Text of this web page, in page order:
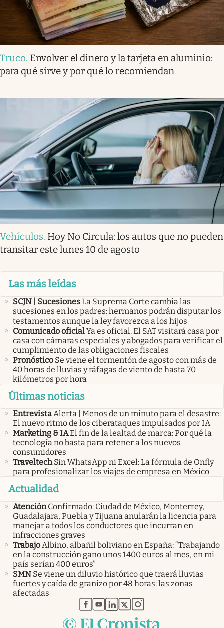
Truco. Envolver el dinero y la tarjeta en aluminio:
para qué sirve y por qué lo recomiendan
Vehículos. Hoy No Circula: los autos que no pueden
transitar este lunes 10 de agosto
Las más leídas
SCJN | SucesionesLa Suprema Corte cambia las
sucesiones en los padres: hermanos podrán disputar los
testamentos aunque la ley favorezca a los hijos
Comunicado oficialYa es oficial. El SAT visitará casa por
casa con cámaras especiales y abogados para verificar el
cumplimiento de las obligaciones fiscales
Pronóstico Se viene el tormentón de agosto con más de
40 horas de lluvias y ráfagas de viento de hasta 70
kilómetros por hora
Últimas noticias
EntrevistaAlerta | Menos de un minuto para el desastre:
El nuevo ritmo de los ciberataques impulsados por IA
Marketing & IAEl fin de la lealtad de marca: Por qué la
tecnología no basta para retener a los nuevos
consumidores
Traveltech Sin WhatsApp ni Excel: La fórmula de Onfly
para profesionalizar los viajes de empresa en México
Actualidad
Atención Confirmado: Ciudad de México, Monterrey,
Guadalajara, Puebla y Tijuana anularán la licencia para
manejar a todos los conductores que incurran en
infracciones graves
Trabajo Albino, albañil boliviano en España: “Trabajando
en la construcción gano unos 1400 euros al mes, en mi
país serían 400 euros”
SMN Se viene un diluvio histórico que traerá lluvias
fuertes y caída de granizo por 48 horas: las zonas
afectadas
abre en nueva pestaña
abre en nueva pestaña
abre en nueva pestaña
abre en nueva pestaña
abre en nueva pestaña